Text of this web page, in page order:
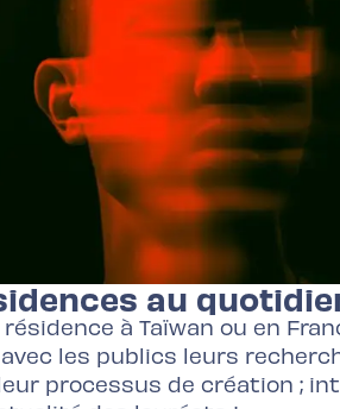
au
à Taïwan ou en
les publics leurs
processus de création ;